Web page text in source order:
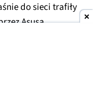
do sieci trafiły
Asusa.